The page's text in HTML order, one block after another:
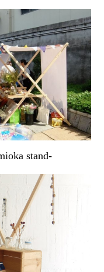
stand-